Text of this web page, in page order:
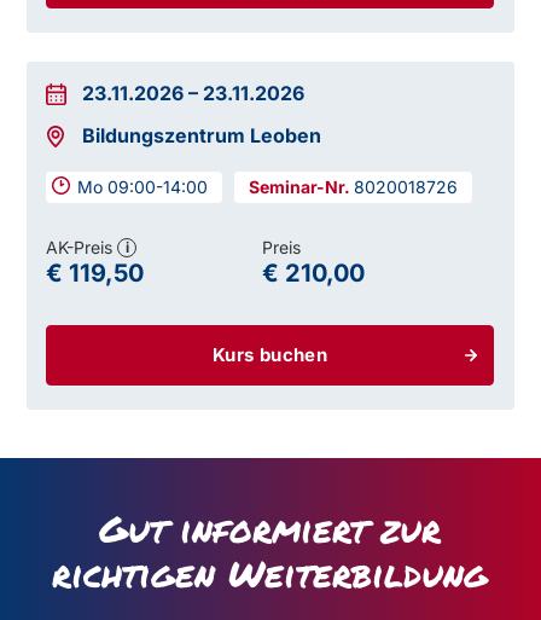
23.11.2026 – 23.11.2026
Bildungszentrum Leoben
Mo 09:00-14:00 8020018726
Kurs buchen
AK-Preis i
€ 119,50
Preis
€ 210,00
Gut informiert zur
richtigen Weiterbildung